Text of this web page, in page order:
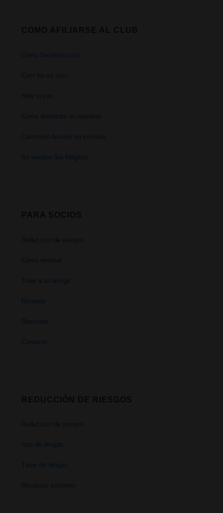
Cómo hacerse socio
Com fer-se soci
How to join
Come diventare un membro
Comment devenir un membre
So werden Sie Mitglied
Reducción de riesgos
Cómo renovar
Traer a un amigo
Horarios
Dirección
Contacto
Reducción de riesgos
Uso de drogas
Tipos de drogas
Recursos externos